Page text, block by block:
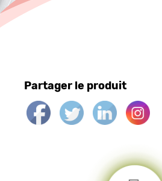
Partager le produit